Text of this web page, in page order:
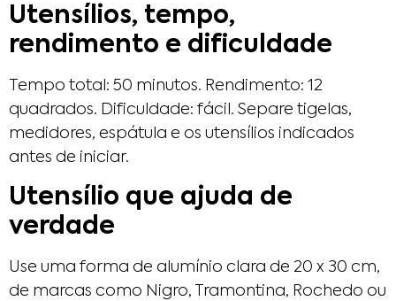
Utensílios, tempo,
rendimento e dificuldade
Tempo total: 50 minutos. Rendimento: 12
quadrados. Dificuldade: fácil. Separe tigelas,
medidores, espátula e os utensílios indicados
antes de iniciar.
Utensílio que ajuda de
verdade
Use uma forma de alumínio clara de 20 x 30 cm,
de marcas como Nigro, Tramontina, Rochedo ou